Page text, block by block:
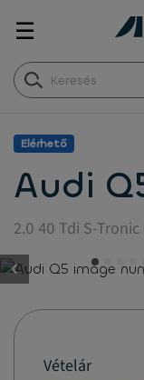
☰
Elérhető
Audi
2.0 40 Tdi S-
button.previous
Vételár